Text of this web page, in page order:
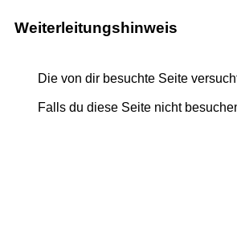
Weiterleitungshinweis
Die von dir besuchte Seite
Falls du diese Seite nicht